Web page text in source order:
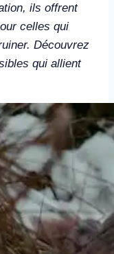
ils offrent
celles qui
Découvrez
qui allient